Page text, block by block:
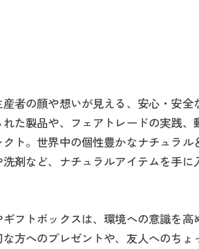
者の顔や想いが見える、安心・安全
た製品や、フェアトレードの実践、
ト。世界中の個性豊かなナチュラル
剤など、ナチュラルアイテムを手に
フトボックスは、環境への意識を高
方へのプレゼントや、友人へのちょ